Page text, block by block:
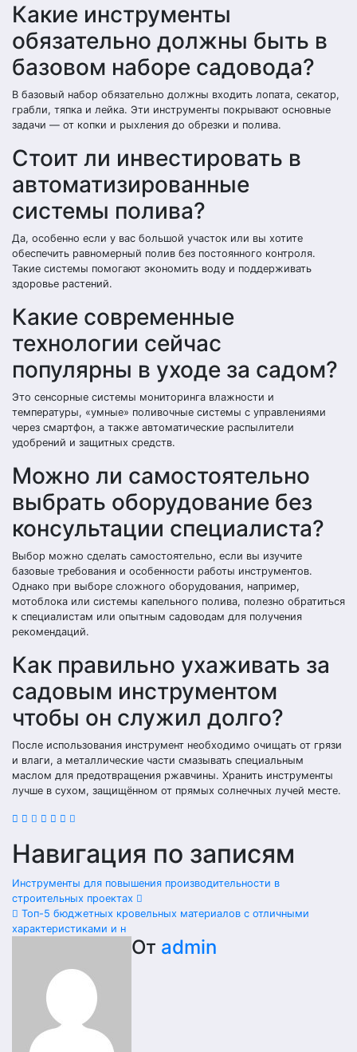
Какие инструменты
обязательно должны быть в
базовом наборе садовода?
В базовый набор обязательно должны входить лопата, секатор,
грабли, тяпка и лейка. Эти инструменты покрывают основные
задачи — от копки и рыхления до обрезки и полива.
Стоит ли инвестировать в
автоматизированные
системы полива?
Да, особенно если у вас большой участок или вы хотите
обеспечить равномерный полив без постоянного контроля.
Такие системы помогают экономить воду и поддерживать
здоровье растений.
Какие современные
технологии сейчас
популярны в уходе за садом?
Это сенсорные системы мониторинга влажности и
температуры, «умные» поливочные системы с управлениями
через смартфон, а также автоматические распылители
удобрений и защитных средств.
Можно ли самостоятельно
выбрать оборудование без
консультации специалиста?
Выбор можно сделать самостоятельно, если вы изучите
базовые требования и особенности работы инструментов.
Однако при выборе сложного оборудования, например,
мотоблока или системы капельного полива, полезно обратиться
к специалистам или опытным садоводам для получения
рекомендаций.
Как правильно ухаживать за
садовым инструментом
чтобы он служил долго?
После использования инструмент необходимо очищать от грязи
и влаги, а металлические части смазывать специальным
маслом для предотвращения ржавчины. Хранить инструменты
лучше в сухом, защищённом от прямых солнечных лучей месте.
Навигация по записям
Инструменты для повышения производительности в
строительных проектах
Топ-5 бюджетных кровельных материалов с отличными
характеристиками и н
От admin